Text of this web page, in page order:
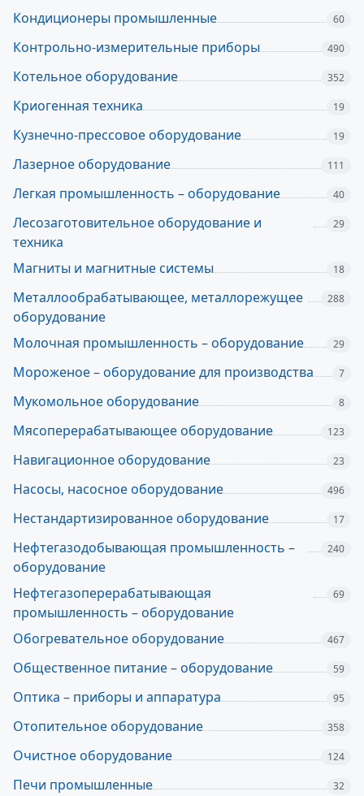
Кондиционеры промышленные 60
Контрольно-измерительные приборы 490
Котельное оборудование 352
Криогенная техника 19
Кузнечно-прессовое оборудование 19
Лазерное оборудование 111
Легкая промышленность – оборудование 40
Лесозаготовительное оборудование и
техника
29
Магниты и магнитные системы 18
Металлообрабатывающее, металлорежущее
оборудование
288
Молочная промышленность – оборудование 29
Мороженое – оборудование для производства 7
Мукомольное оборудование 8
Мясоперерабатывающее оборудование 123
Навигационное оборудование 23
Насосы, насосное оборудование 496
Нестандартизированное оборудование 17
Нефтегазодобывающая промышленность –
оборудование
240
Нефтегазоперерабатывающая
промышленность – оборудование
69
Обогревательное оборудование 467
Общественное питание – оборудование 59
Оптика – приборы и аппаратура 95
Отопительное оборудование 358
Очистное оборудование 124
Печи промышленные 32